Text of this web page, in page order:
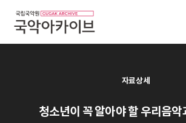
자료상세
청소년이 꼭 알아야 할 우리음